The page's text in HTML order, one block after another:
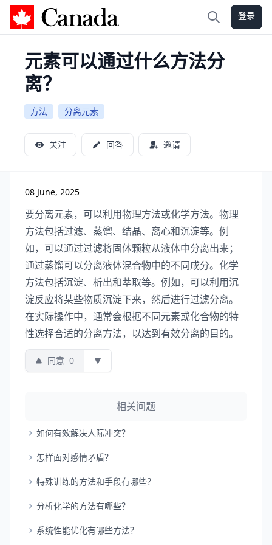
加拿大攻略 登录
元素可以通过什么方法分
离？
方法 分离元素
关注 回答 邀请
08 June, 2025
要分离元素，可以利用物理方法或化学方法。物理
方法包括过滤、蒸馏、结晶、离心和沉淀等。例
如，可以通过过滤将固体颗粒从液体中分离出来；
通过蒸馏可以分离液体混合物中的不同成分。化学
方法包括沉淀、析出和萃取等。例如，可以利用沉
淀反应将某些物质沉淀下来，然后进行过滤分离。
在实际操作中，通常会根据不同元素或化合物的特
性选择合适的分离方法，以达到有效分离的目的。
同意 0
相关问题
如何有效解决人际冲突？
怎样面对感情矛盾？
特殊训练的方法和手段有哪些？
分析化学的方法有哪些？
系统性能优化有哪些方法？